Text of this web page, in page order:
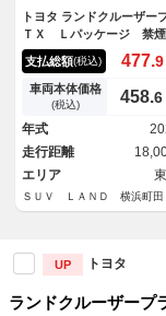
トヨタ ランドクルーザー
ＴＸ Ｌパッケージ 禁
サンルーフ モデリスタエ
ロ ９型ナビフルセグ 全
カメラ 黒革 レーダーク
ズ ブラインドスポット
ー 純正オプション１９イ
ＡＷ ＬＥＤヘッド パワ
ート クリアランスソナー
支払総額(税込) 477.9
車両本体価格
(税込) 458.6
年式
走行距離
エリア
ＳＵＶ ＬＡＮＤ 横浜町田
UP トヨタ
ランドクルーザー